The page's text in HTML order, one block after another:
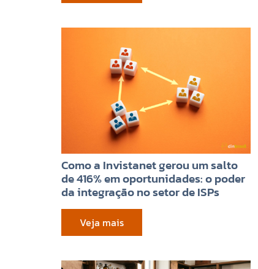
Como a Invistanet gerou um salto
de 416% em oportunidades: o poder
da integração no setor de ISPs
Veja mais